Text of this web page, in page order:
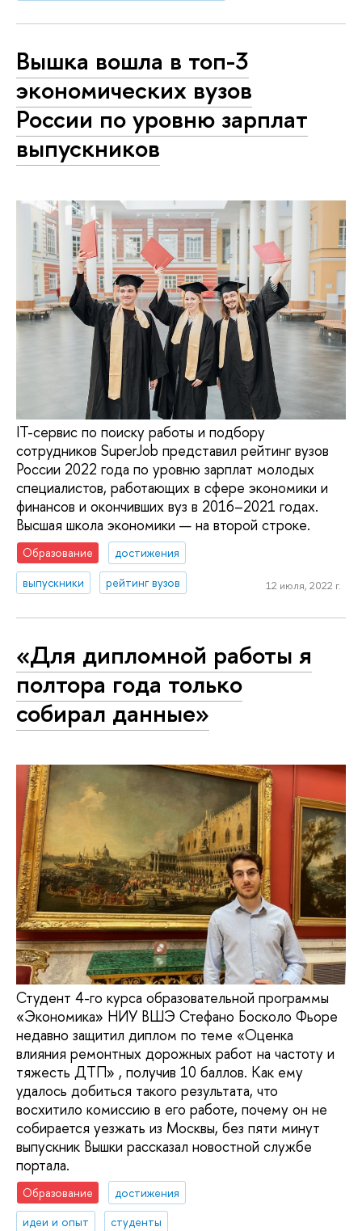
Вышка вошла в топ-3
экономических вузов
России по уровню зарплат
выпускников
IT-сервис по поиску работы и подбору
сотрудников SuperJob представил рейтинг вузов
России 2022 года по уровню зарплат молодых
специалистов, работающих в сфере экономики и
финансов и окончивших вуз в 2016–2021 годах.
Высшая школа экономики — на второй строке.
Образование
достижения
выпускники
рейтинг вузов 12 июля, 2022 г.
«Для дипломной работы я
полтора года только
собирал данные»
Студент 4-го курса образовательной программы
«Экономика» НИУ ВШЭ Стефано Босколо Фьоре
недавно защитил диплом по теме «Оценка
влияния ремонтных дорожных работ на частоту и
тяжесть ДТП» , получив 10 баллов. Как ему
удалось добиться такого результата, что
восхитило комиссию в его работе, почему он не
собирается уезжать из Москвы, без пяти минут
выпускник Вышки рассказал новостной службе
портала.
Образование
достижения
идеи и опыт
студенты